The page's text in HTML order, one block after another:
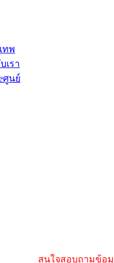
ทพ
เรา
ศูนย์
สนใจสอบถามข้อ